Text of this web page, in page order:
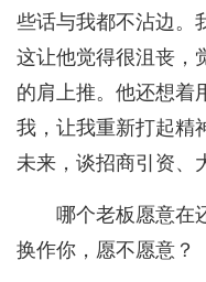
些话与我都不沾边。
这让他觉得很沮丧，
的肩上推。他还想着
我，让我重新打起精
未来，谈招商引资、
哪个老板愿意在
换作你，愿不愿意？